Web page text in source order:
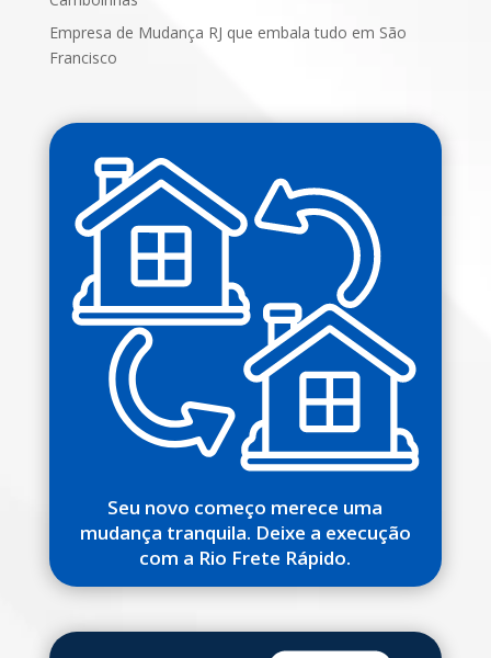
Empresa de Mudança RJ que embala tudo em São
Francisco
Seu novo começo merece uma
mudança tranquila. Deixe a execução
com a Rio Frete Rápido.